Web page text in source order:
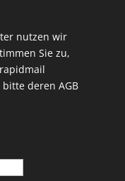
nutzen wir
Sie zu,
bitte deren AGB